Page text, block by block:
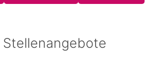
Stellenangebote